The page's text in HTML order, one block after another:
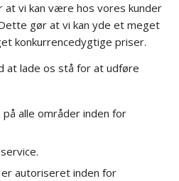
vi kan være hos vores kunder
gør at vi kan yde et meget
konkurrencedygtige priser.
at lade os stå for at udføre
på alle områder inden for
autoriseret inden for